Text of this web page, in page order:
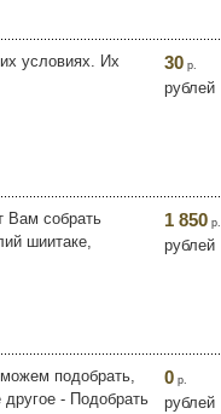
условиях. Их
30 р.
рублей
Вам собрать
шиитаке,
1 850 р.
рублей
подобрать,
другое - Подобрать
0 р.
рублей